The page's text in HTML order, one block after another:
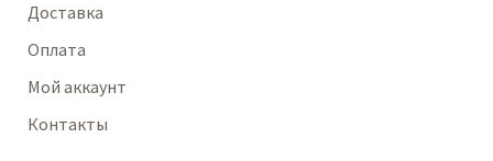
Доставка
Оплата
Мой аккаунт
Контакты